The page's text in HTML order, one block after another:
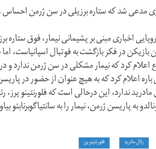
مدعی شد که ستاره برزیلی در سن ژرمن احساس
اخباری مبنی بر پشیمانی نیمار، فوق
بازیکن در فکر بازگشت به فوتبال اسپانیاست،
کرد که نیمار مشکلی در سن ژرمن ندارد و
اعلام کرد که به هیچ عنوان از حضور در
ندارد، این درحالی است که فلورنتینو
به پاریسن ژرمن، نیمار را به سانتیاگوبرنابئو
رئال مادرید فلورنتینو پرز